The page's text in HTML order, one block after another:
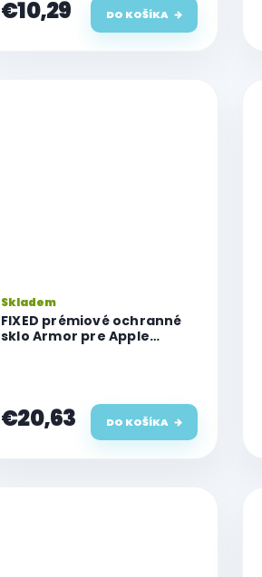
€10,29 DO KOŠÍKA
FIXED prémiové ochranné
sklo Armor pre Apple
Skladem
€20,63 DO KOŠÍKA